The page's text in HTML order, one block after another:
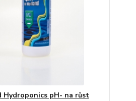
Hydroponics pH- na růst